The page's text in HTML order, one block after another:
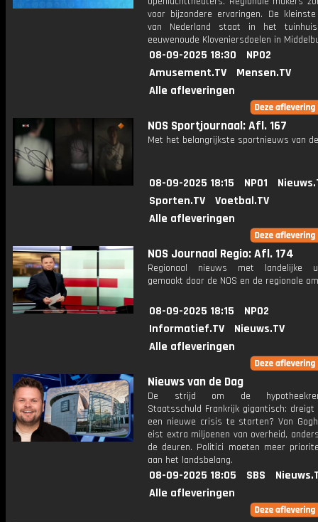
voor bijzondere ervaringen. De
van Nederland staat in het
eeuwenoude Kloveniersdoelen in
08-09-2025 18:30
NPO2
Amusement.TV
Mensen.TV
Alle afleveringen
NOS Sportjournaal: Afl. 167
Met het belangrijkste sportnieuws van
08-09-2025 18:15 NPO1
Sporten.TV
Voetbal.TV
Alle afleveringen
NOS Journaal Regio: Afl. 174
Regionaal nieuws met landelijke
gemaakt door de NOS en de regionale
08-09-2025 18:15
NPO2
Informatief.TV
Nieuws.TV
Alle afleveringen
Nieuws van de Dag
De strijd om de
Staatsschuld Frankrijk gigantisch: dreigt
een nieuwe crisis te storten? Van
eist extra miljoenen van overheid,
de deuren. Politici moeten meer
aan het landsbelang.
08-09-2025 18:05 SBS
Alle afleveringen